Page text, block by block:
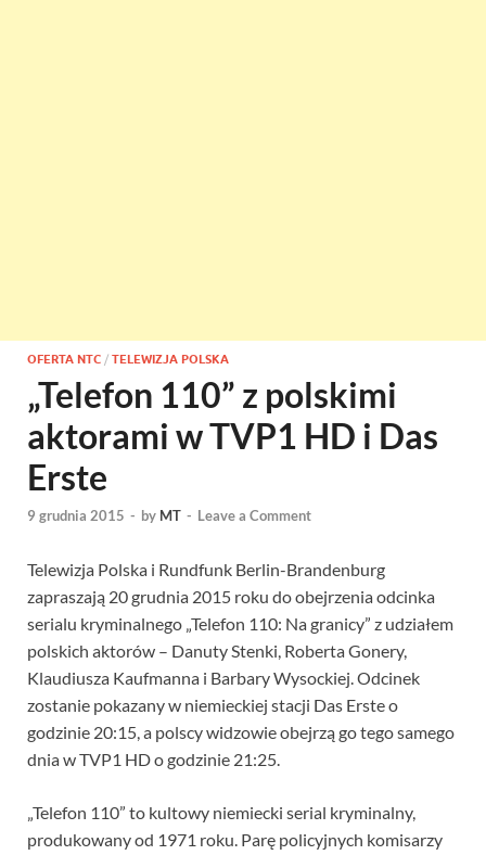
OFERTA NTC / TELEWIZJA POLSKA
„Telefon 110” z polskimi
aktorami w TVP1 HD i Das
Erste
9 grudnia 2015 - by MT - Leave a Comment
Telewizja Polska i Rundfunk Berlin-Brandenburg
zapraszają 20 grudnia 2015 roku do obejrzenia odcinka
serialu kryminalnego „Telefon 110: Na granicy” z udziałem
polskich aktorów – Danuty Stenki, Roberta Gonery,
Klaudiusza Kaufmanna i Barbary Wysockiej. Odcinek
zostanie pokazany w niemieckiej stacji Das Erste o
godzinie 20:15, a polscy widzowie obejrzą go tego samego
dnia w TVP1 HD o godzinie 21:25.
„Telefon 110” to kultowy niemiecki serial kryminalny,
produkowany od 1971 roku. Parę policyjnych komisarzy